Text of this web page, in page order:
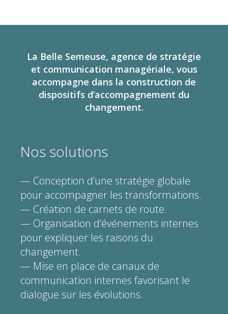
La Belle Semeuse, agence de stratégie
et communication managériale, vous
accompagne dans la construction de
dispositifs d’accompagnement du
changement.
Nos solutions
— Conception d’une stratégie globale
pour accompagner les transformations.
— Création de carnets de route.
— Organisation d’événements internes
pour expliquer les raisons du
changement.
— Mise en place de canaux de
communication internes favorisant le
dialogue sur les évolutions.